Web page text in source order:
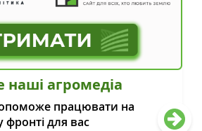
наші агромедіа
працювати на
для вас